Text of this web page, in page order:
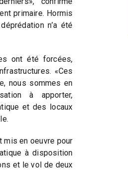
primaire. Hormis
n’a été
ont été forcées,
«Ces
nous sommes en
à apporter,
et des locaux
mis en oeuvre pour
à disposition
et le vol de deux